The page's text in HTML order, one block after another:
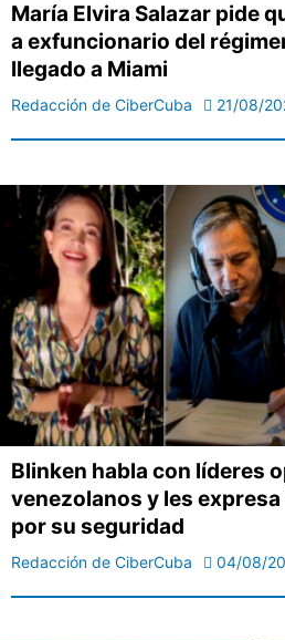
María Elvira Salazar pide
a exfuncionario del
llegado a Miami
Redacción de CiberCuba 21/08/
Blinken habla con líderes
venezolanos y les
por su seguridad
Redacción de CiberCuba 04/08/